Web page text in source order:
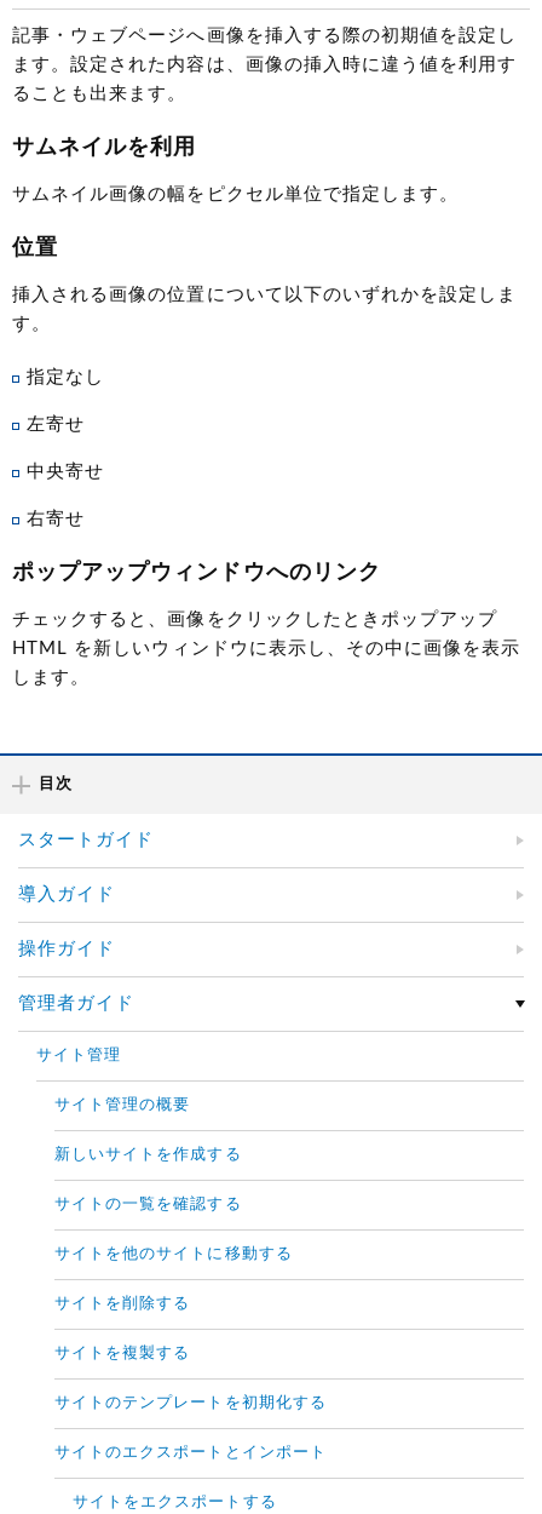
記事・ウェブページへ画像を挿入する際の初期値を設定し
ます。設定された内容は、画像の挿入時に違う値を利用す
ることも出来ます。
サムネイルを利用
サムネイル画像の幅をピクセル単位で指定します。
位置
挿入される画像の位置について以下のいずれかを設定しま
す。
指定なし
左寄せ
中央寄せ
右寄せ
ポップアップウィンドウへのリンク
チェックすると、画像をクリックしたときポップアップ
HTML を新しいウィンドウに表示し、その中に画像を表示
します。
目次
スタートガイド
導入ガイド
操作ガイド
管理者ガイド
サイト管理
サイト管理の概要
新しいサイトを作成する
サイトの一覧を確認する
サイトを他のサイトに移動する
サイトを削除する
サイトを複製する
サイトのテンプレートを初期化する
サイトのエクスポートとインポート
サイトをエクスポートする